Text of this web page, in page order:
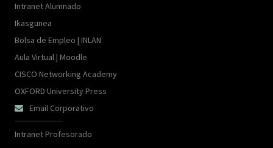
Intranet Alumnado
Ikasgunea
Bolsa de Empleo | INLAN
Aula Virtual | Moodle
CISCO Networking Academy
OXFORD University Press
 Email Corporativo
Intranet Profesorado